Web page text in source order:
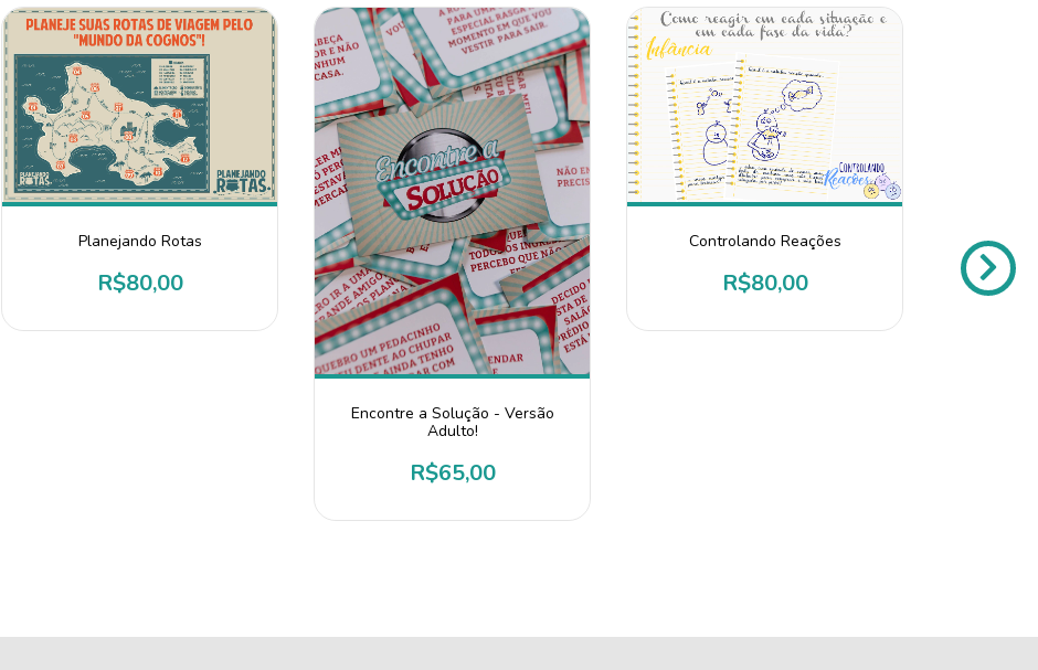
Planejando Rotas
R$80,00
Encontre a Solução - Versão
Adulto!
R$65,00
Controlando Reações
R$80,00